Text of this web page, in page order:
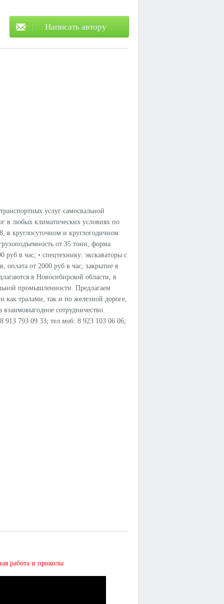
Написать автору
услуг самосвальной
в любых климатических условиях по
в круглосуточном и круглогодичном
от 35 тонн, форма
руб в час; • спецтехнику: экскаваторы с
от 2000 руб в час, закрытие в
в Новосибирской области, в
промышленности. Предлагаем
как тралами, так и по железной дороге,
сотрудничество.
793 09 33; тел.моб: 8 923 103 06 06;
и приколы